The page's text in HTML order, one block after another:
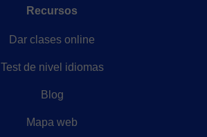
Recursos
Dar clases online
Test de nivel idiomas
Blog
Mapa web